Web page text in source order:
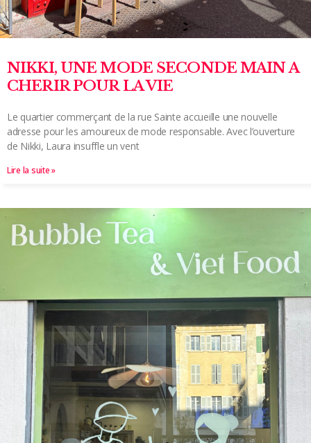
NIKKI, UNE MODE SECONDE MAIN A
CHERIR POUR LA VIE
Le quartier commerçant de la rue Sainte accueille une nouvelle
adresse pour les amoureux de mode responsable. Avec l’ouverture
de Nikki, Laura insuffle un vent
Lire la suite »